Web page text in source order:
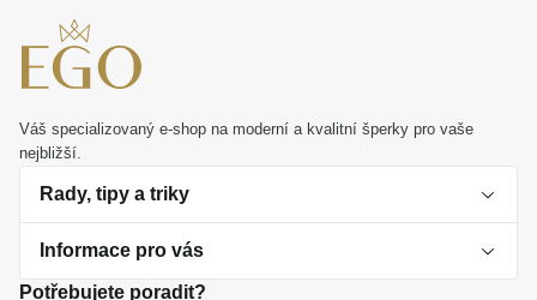
Váš specializovaný e-shop na moderní a kvalitní šperky pro vaše
nejbližší.
Rady, tipy a triky
O perlách
Informace pro vás
Potřebujete poradit?